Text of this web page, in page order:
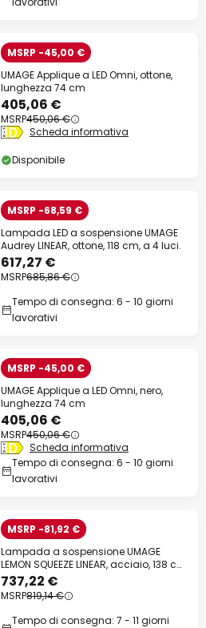
MSRP -45,00 €
UMAGE Applique a LED Omni, ottone,
lunghezza 74 cm
405,06 €
MSRP450,06 €
Scheda informativa
Disponibile
MSRP -68,59 €
Lampada LED a sospensione UMAGE
Audrey LINEAR, ottone, 118 cm, a 4 luci.
617,27 €
MSRP685,86 €
Tempo di consegna: 6 - 10 giorni
lavorativi
MSRP -45,00 €
UMAGE Applique a LED Omni, nero,
lunghezza 74 cm
405,06 €
MSRP450,06 €
Scheda informativa
Tempo di consegna: 6 - 10 giorni
lavorativi
MSRP -81,92 €
Lampada a sospensione UMAGE
LEMON SQUEEZE LINEAR, acciaio, 138 cm,
GU10
737,22 €
MSRP819,14 €
Tempo di consegna: 7 - 11 giorni